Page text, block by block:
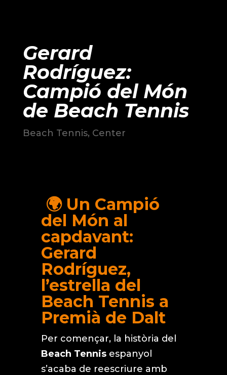
Gerard
Rodríguez:
Campió del Món
de Beach Tennis
Beach Tennis, Center
🌍 Un Campió
del Món al
capdavant:
Gerard
Rodríguez,
l’estrella del
Beach Tennis a
Premià de Dalt
Per començar, la història del
Beach Tennisespanyol
s’acaba de reescriure amb